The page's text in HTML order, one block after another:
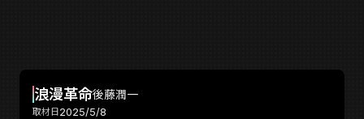
浪漫革命後藤潤一
取材日 2025/5/8